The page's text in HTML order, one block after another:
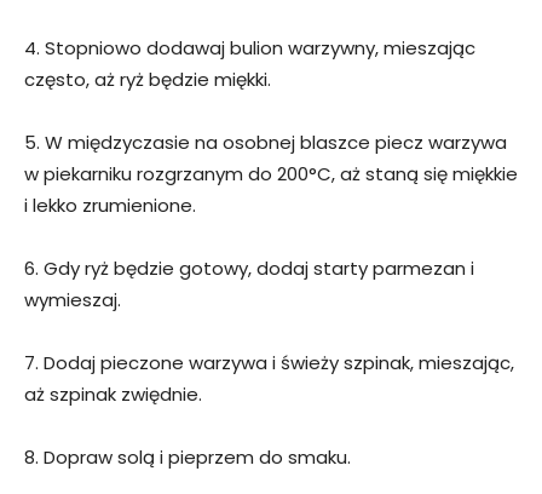
4. Stopniowo dodawaj bulion warzywny, mieszając
często, aż ryż będzie miękki.
5. W międzyczasie na osobnej blaszce piecz warzywa
w piekarniku rozgrzanym do 200°C, aż staną się miękkie
i lekko zrumienione.
6. Gdy ryż będzie gotowy, dodaj starty parmezan i
wymieszaj.
7. Dodaj pieczone warzywa i świeży szpinak, mieszając,
aż szpinak zwiędnie.
8. Dopraw solą i pieprzem do smaku.